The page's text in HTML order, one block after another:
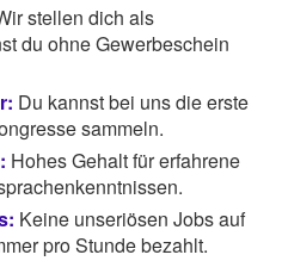
stellen dich als
du ohne Gewerbeschein
Du kannst bei uns die erste
sammeln.
Hohes Gehalt für erfahrene
Keine unseriösen Jobs auf
pro Stunde bezahlt.